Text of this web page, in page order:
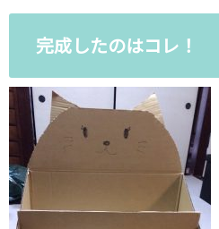
完成したのはコレ！